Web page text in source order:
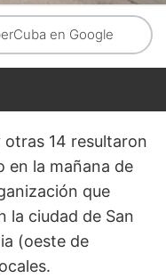
en Google
otras 14 resultaron
en la mañana de
que
la ciudad de San
(oeste de